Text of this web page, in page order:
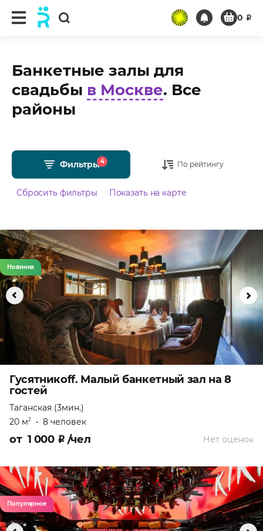
0 ₽
Банкетные залы для
свадьбы в Москве. Все
районы
Фильтры4 По рейтингу
Сбросить фильтры Показать на карте
Новинка
Гусятникоff. Малый банкетный зал на 8
гостей
Таганская (3мин.)
20 м2 • 8 человек
Нет оценок
от 1 000 ₽ /чел
Популярное